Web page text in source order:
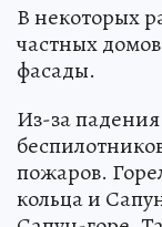
В некоторых
частных
фасады.
Из-за
пожаров.
кольца и